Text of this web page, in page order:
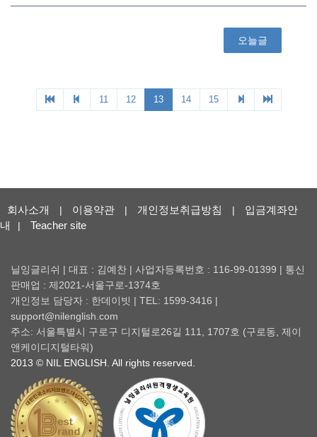
회사소개 | 이용약관 | 개인정보취급방침 |
입금계좌안
내
| Teacher site
닐잉글리쉬 | 대표 : 김예찬 | 사업자등록번호 : 116-99-01399 | 통신
판매업 : 제2021-서울구로-1374호
개인정보 담당자 : 한데이빗 | TEL: 1599-3416 |
support@nilenglish.com
주소: 서울특별시 구로구 디지털로26길 111, 1707호 (구로동, 제이
앤케이디지털타워)
2013 © NIL ENGLISH. All rights reserved.